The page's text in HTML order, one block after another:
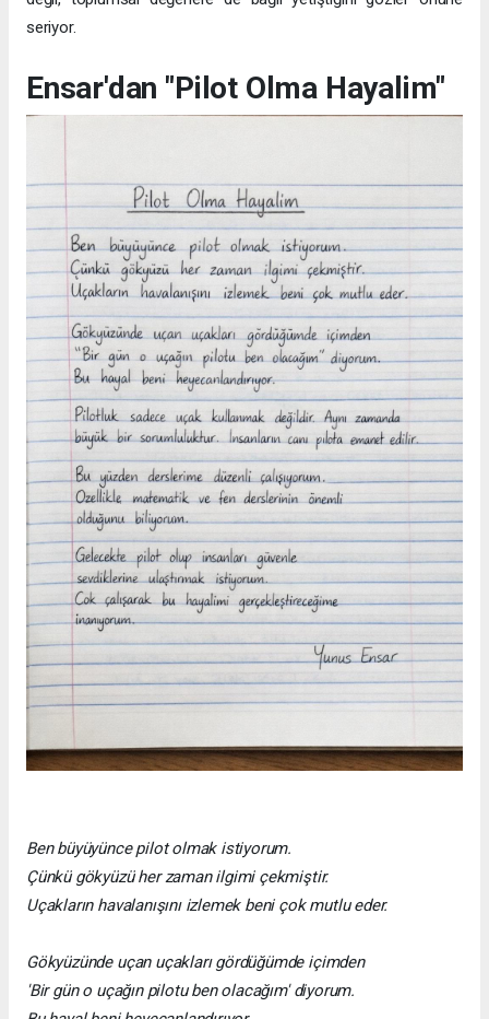
seriyor.
Ensar'dan "Pilot Olma Hayalim"
Ben büyüyünce pilot olmak istiyorum.
Çünkü gökyüzü her zaman ilgimi çekmiştir.
Uçakların havalanışını izlemek beni çok mutlu eder.
Gökyüzünde uçan uçakları gördüğümde içimden
'Bir gün o uçağın pilotu ben olacağım' diyorum.